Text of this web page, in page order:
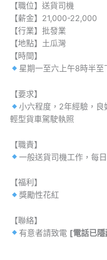
【職位】送貨司機
【薪金】21,000-22,000
【行業】批發業
【地點】土瓜灣
【時間】
星期一至六上午8時半
【要求】
小六程度，2年經驗，
輕型貨車駕駛執照
【職責】
一般送貨司機工作，每
【福利】
獎勵性花紅
【聯絡】
有意者請致電 [電話已隱